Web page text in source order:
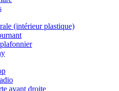
(intérieur plastique)
avant droite